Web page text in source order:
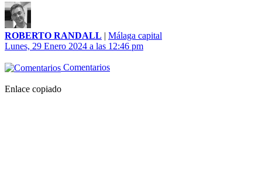
ROBERTO RANDALL | Málaga capital
Lunes, 29 Enero 2024 a las 12:46 pm
Comentarios
Enlace copiado